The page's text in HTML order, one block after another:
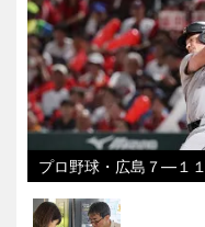
プロ野球・広島７―１